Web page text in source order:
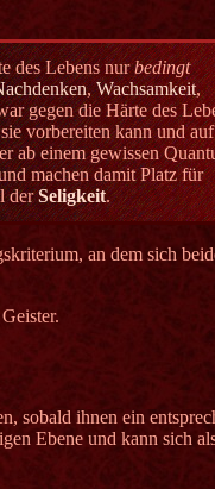
des Lebens nurbedingt
,Wachsamkeit,
gegen die Härte des
vorbereiten kann und
ab einem gewissen
machen damit Platz für
derSeligkeit.
an dem sich
sobald ihnen ein
Ebene und kann sich